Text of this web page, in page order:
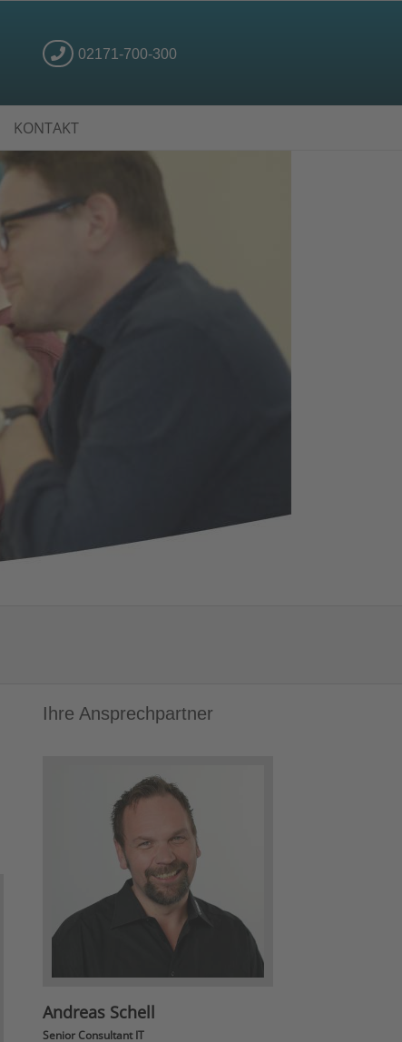
02171-700-300
KONTAKT
Ihre Ansprechpartner
Andreas Schell
Senior Consultant IT